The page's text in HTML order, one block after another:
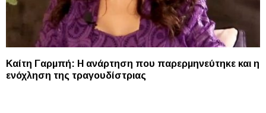
Καίτη Γαρμπή: Η ανάρτηση που παρερμηνεύτηκε και η
ενόχληση της τραγουδίστριας